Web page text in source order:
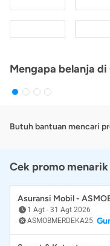
Mengapa belanja
Butuh bantuan mencari
Cek promo
Asuransi Mobil -
1 Agt - 31 Agt 2026
ASMOBMERDEKA25